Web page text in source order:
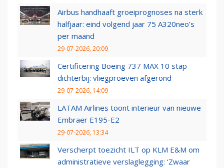
Airbus handhaaft groeiprognoses na sterk
halfjaar: eind volgend jaar 75 A320neo’s
per maand
29-07-2026, 20:09
Certificering Boeing 737 MAX 10 stap
dichterbij: vliegproeven afgerond
29-07-2026, 14:09
LATAM Airlines toont interieur van nieuwe
Embraer E195-E2
29-07-2026, 13:34
Verscherpt toezicht ILT op KLM E&M om
administratieve verslaglegging: ‘Zwaar